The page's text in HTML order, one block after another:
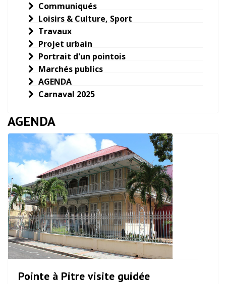
Communiqués
Loisirs & Culture, Sport
Travaux
Projet urbain
Portrait d'un pointois
Marchés publics
AGENDA
Carnaval 2025
AGENDA
Pointe à Pitre visite guidée